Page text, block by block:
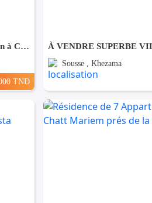
A Vendre Bungalow S+1 Avec Jardin à Club Farah, Nabeul
TND
Sousse , Khezama